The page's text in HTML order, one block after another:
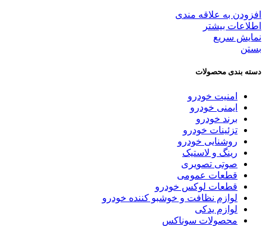
افزودن به علاقه مندی
اطلاعات بیشتر
نمایش سریع
بستن
دسته بندی محصولات
امنیت خودرو
ایمنی خودرو
برند خودرو
تزئینات خودرو
روشنایی خودرو
رینگ و لاستیک
صوتی تصویری
قطعات عمومی
قطعات لوکس خودرو
لوازم نظافت و خوشبو کننده خودرو
لوازم یدکی
محصولات سوناکس